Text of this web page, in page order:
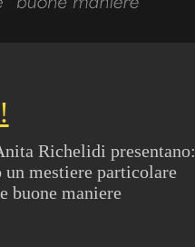
Richelidi presentano:
un mestiere particolare
buone maniere